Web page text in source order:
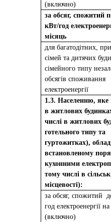
(включно)
за обсяг, спожитий
кВт/год
місяць
для багатодітних,
сімей та дитячих
сімейного типу
обсягів споживання
електроенергії
1.3. Населенню, яке
в житлових
числі в житлових
готельного типу та
гуртожитках),
встановленому
кухонними
тому числі в
місцевості):
за обсяг, спожитий
год електроенергії
(включно)